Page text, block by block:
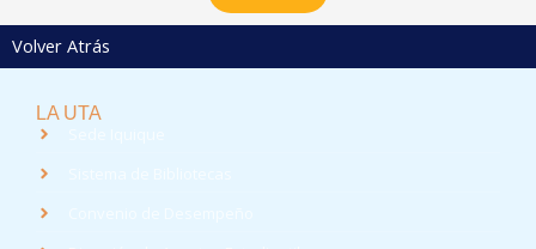
Volver Atrás
LA UTA